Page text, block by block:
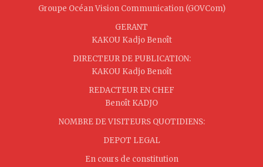
Groupe Océan Vision Communication (GOVCom)
GERANT
KAKOU Kadjo Benoît
DIRECTEUR DE PUBLICATION:
KAKOU Kadjo Benoît
REDACTEUR EN CHEF
Benoît KADJO
NOMBRE DE VISITEURS QUOTIDIENS:
DEPOT LEGAL
En cours de constitution